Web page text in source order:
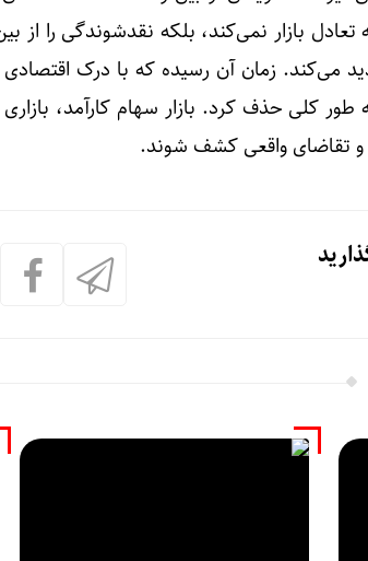
تعادل بازار نمی‌کند، بلکه نقدشوندگی را
می‌کند. زمان آن رسیده که با درک
طور کلی حذف کرد. بازار سهام کارآمد،
تقاضای واقعی کشف شوند.